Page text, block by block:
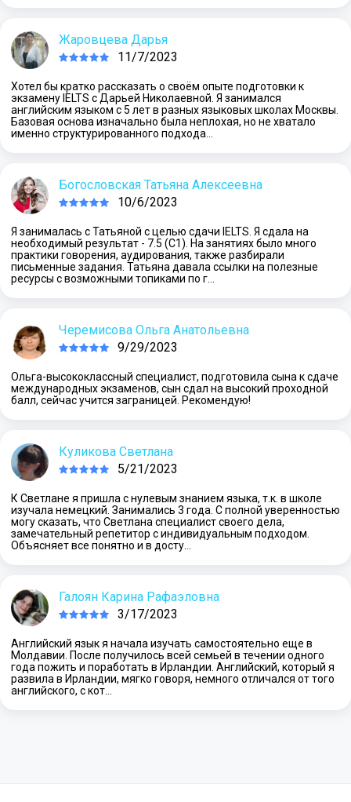
Жаровцева Дарья
11/7/2023
Хотел бы кратко рассказать о своём опыте подготовки к
экзамену IELTS с Дарьей Николаевной. Я занимался
английским языком с 5 лет в разных языковых школах Москвы.
Базовая основа изначально была неплохая, но не хватало
именно структурированного подхода…
Богословская Татьяна Алексеевна
10/6/2023
Я занималась с Татьяной с целью сдачи IELTS. Я сдала на
необходимый результат - 7.5 (С1). На занятиях было много
практики говорения, аудирования, также разбирали
письменные задания. Татьяна давала ссылки на полезные
ресурсы с возможными топиками по г…
Черемисова Ольга Анатольевна
9/29/2023
Ольга-высококлассный специалист, подготовила сына к сдаче
международных экзаменов, сын сдал на высокий проходной
балл, сейчас учится заграницей. Рекомендую!
Куликова Светлана
5/21/2023
К Светлане я пришла с нулевым знанием языка, т.к. в школе
изучала немецкий. Занимались 3 года. С полной уверенностью
могу сказать, что Светлана специалист своего дела,
замечательный репетитор с индивидуальным подходом.
Объясняет все понятно и в досту…
Галоян Карина Рафаэловна
3/17/2023
Английский язык я начала изучать самостоятельно еще в
Молдавии. После получилось всей семьей в течении одного
года пожить и поработать в Ирландии. Английский, который я
развила в Ирландии, мягко говоря, немного отличался от того
английского, с кот…